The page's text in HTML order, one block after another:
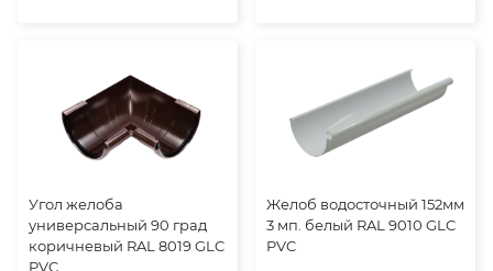
Угол желоба
универсальный 90 град
коричневый RAL 8019 GLC
PVC
Желоб водосточный 152мм
3 мп. белый RAL 9010 GLC
PVC